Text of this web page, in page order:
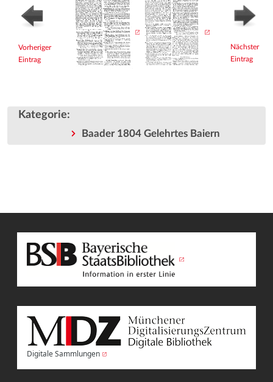
Vorheriger
Eintrag
Nächster
Eintrag
Kategorie:
Baader 1804 Gelehrtes Baiern
Digitale Sammlungen